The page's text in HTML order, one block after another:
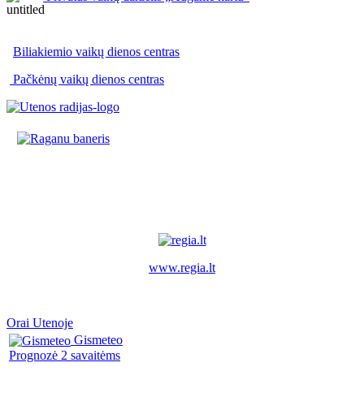
Biliakiemio vaikų dienos centras
Pačkėnų vaikų dienos centras
www.regia.lt
Orai Utenoje
Gismeteo
Prognozė 2 savaitėms